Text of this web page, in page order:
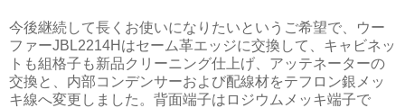
今後継続して長くお使いになりたいというご希望で、ウー
ファーJBL2214Hはセーム革エッジに交換して、キャビネッ
トも組格子も新品クリーニング仕上げ、アッテネーターの
交換と、内部コンデンサーおよび配線材をテフロン銀メッ
キ線へ変更しました。背面端子はロジウムメッキ端子で